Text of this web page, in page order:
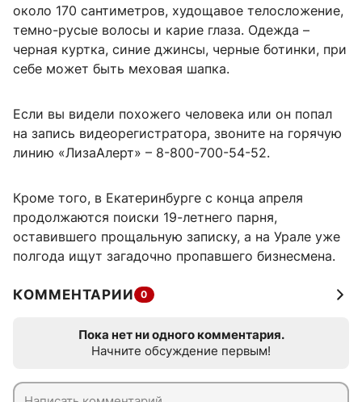
около 170 сантиметров, худощавое телосложение,
темно-русые волосы и карие глаза. Одежда –
черная куртка, синие джинсы, черные ботинки, при
себе может быть меховая шапка.
Если вы видели похожего человека или он попал
на запись видеорегистратора, звоните на горячую
линию «ЛизаАлерт» – 8-800-700-54-52.
Кроме того, в Екатеринбурге с конца апреля
продолжаются поиски 19-летнего парня,
оставившего прощальную записку, а на Урале уже
полгода ищут загадочно пропавшего бизнесмена.
КОММЕНТАРИИ 0
Пока нет ни одного комментария.
Начните обсуждение первым!